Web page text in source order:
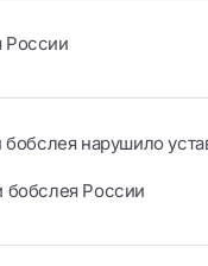
России
нарушило
бобслея России